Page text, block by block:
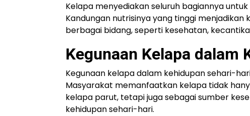
Kelapa menyediakan seluruh bagiannya
Kandungan nutrisinya yang tinggi
berbagai bidang, seperti kesehatan,
Kegunaan Kelapa dalam
Kegunaan kelapa dalam kehidupan sehari-
Masyarakat memanfaatkan kelapa tidak
kelapa parut, tetapi juga sebagai sumber
kehidupan sehari-hari.